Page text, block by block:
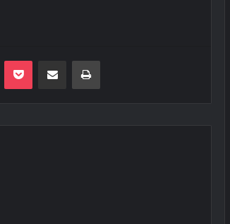
Pocket E-Posta ile paylaş Yazdır